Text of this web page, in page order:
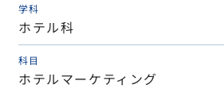
学科
ホテル科
科目
ホテルマーケティング